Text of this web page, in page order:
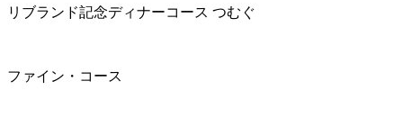
リブランド記念ディナーコース つむぐ
ファイン・コース